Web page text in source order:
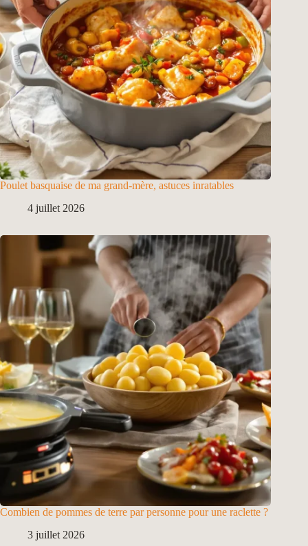
Poulet basquaise de ma grand-mère, astuces inratables
4 juillet 2026
Combien de pommes de terre par personne pour une raclette ?
3 juillet 2026